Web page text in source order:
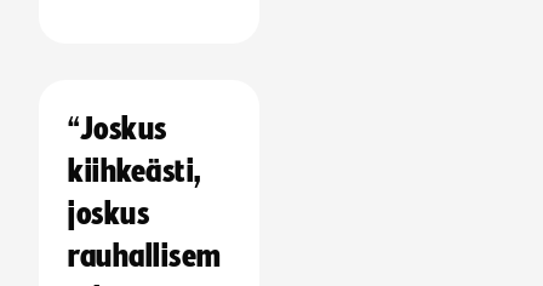
“Joskus
kiihkeästi,
joskus
rauhallisem